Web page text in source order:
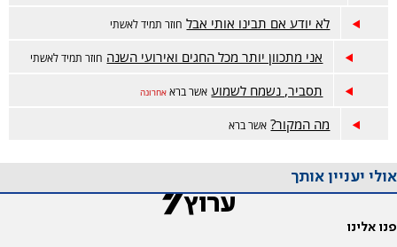
לא יודע אם תבינו אותי אבל חוזר תמיד לאשתי
אני מתכוון יותר מכל החגים ואירועי השנה חוזר תמיד לאשתי
תסביר, נשמח לשמוע אשר ברא אחרונה
מה המקור? אשר ברא
אולי יעניין אותך
פנו אלינו